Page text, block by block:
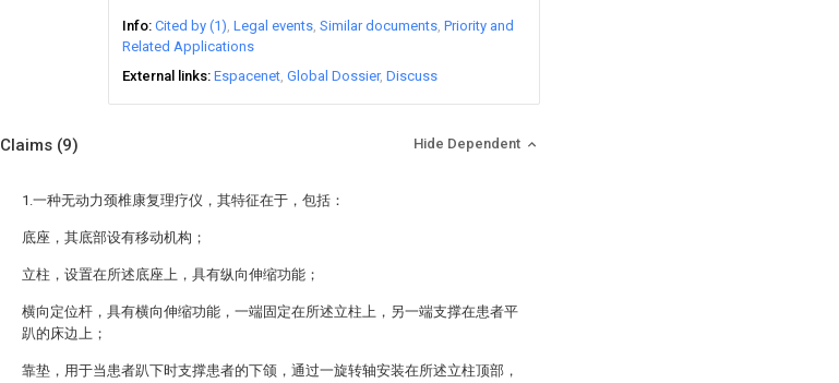
Info Cited by (1) Legal events Similar documents Priority and
Related Applications
External links Espacenet Global Dossier Discuss
Claims (9) Hide Dependent
1.一种无动力颈椎康复理疗仪，其特征在于，包括：
底座，其底部设有移动机构；
立柱，设置在所述底座上，具有纵向伸缩功能；
横向定位杆，具有横向伸缩功能，一端固定在所述立柱上，另一端支撑在患者平
趴的床边上；
靠垫，用于当患者趴下时支撑患者的下颌，通过一旋转轴安装在所述立柱顶部，